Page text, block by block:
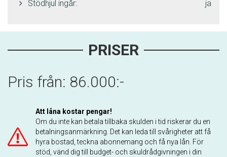
Stödhjul ingår:
ja
PRISER
Pris från: 86.000:-
Att låna kostar pengar!
Om du inte kan betala tillbaka skulden i tid riskerar du en
betalningsanmärkning. Det kan leda till svårigheter att få
hyra bostad, teckna abonnemang och få nya lån. För
stöd, vänd dig till budget- och skuldrådgivningen i din